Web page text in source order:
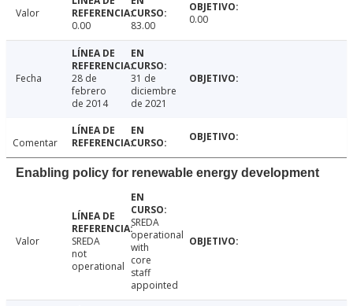
Valor
0.00
83.00 0.00
Fecha
28 de
febrero
de 2014
31 de
diciembre
de 2021
Comentar
Enabling policy for renewable energy development
Valor
SREDA
not
operational
SREDA
operational
with
core
staff
appointed